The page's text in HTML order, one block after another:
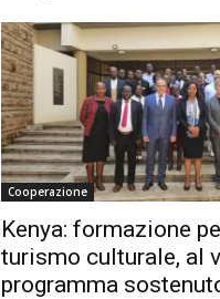
Cooperazione
Kenya: formazione
turismo culturale, al
programma